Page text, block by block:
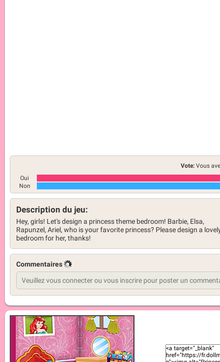
Vote: Vous
Oui
Non
Description du jeu:
Hey, girls! Let's design a princess theme bedroom! Barbie, Elsa,
Rapunzel, Ariel, who is your favorite princess? Please design a
bedroom for her, thanks!
Commentaires